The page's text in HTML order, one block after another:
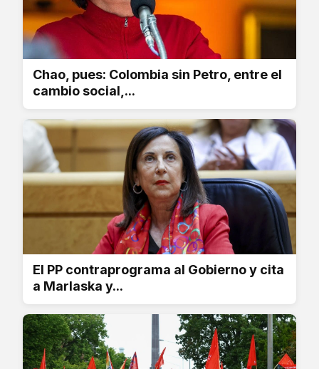
Chao, pues: Colombia sin Petro, entre el
cambio social,...
El PP contraprograma al Gobierno y cita
a Marlaska y...